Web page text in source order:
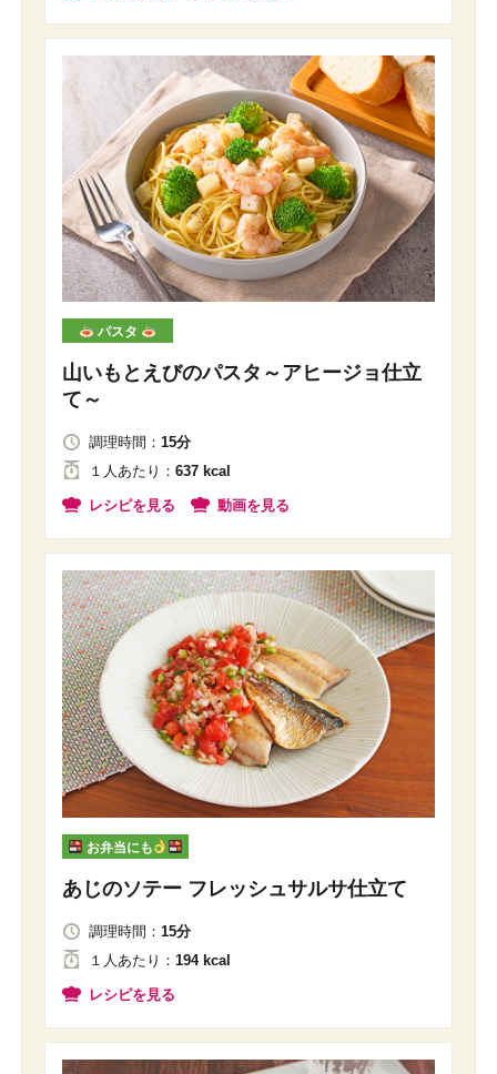
パスタ
山いもとえびのパスタ～アヒージョ仕立
て～
調理時間： 15分
１人あたり ： 637 kcal
レシピを見る 動画を見る
お弁当にも
あじのソテー フレッシュサルサ仕立て
調理時間： 15分
１人 あたり ： 194 kcal
レシピを見る